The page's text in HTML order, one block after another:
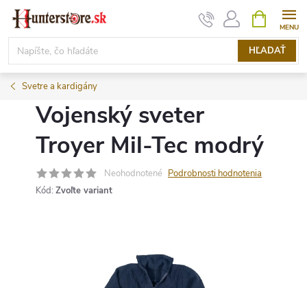
Prejsť
obsah
HĽADAŤ
KOŠÍK
Svetre a kardigány
Vojenský sveter
Troyer Mil-Tec modrý
Neohodnotené Podrobnosti hodnotenia
Kód: Zvoľte variant